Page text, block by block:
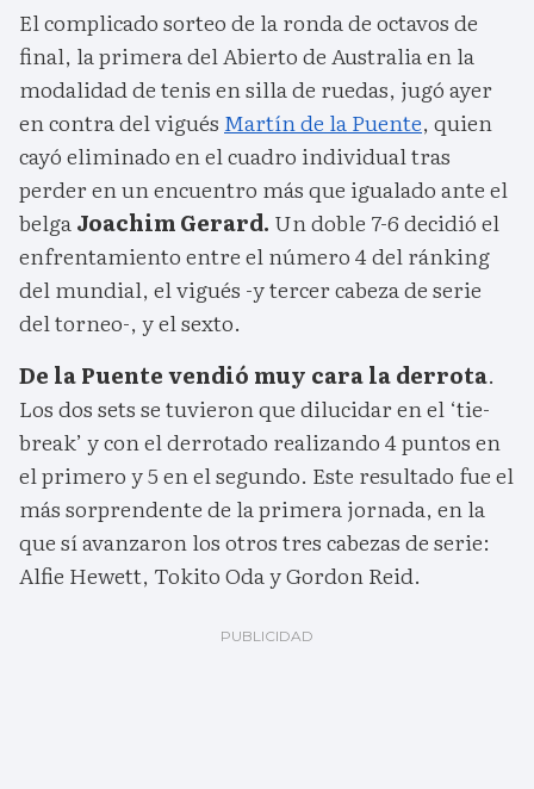
El complicado sorteo de la ronda de octavos de
final, la primera del Abierto de Australia en la
modalidad de tenis en silla de ruedas, jugó ayer
en contra del vigués Martín de la Puente, quien
cayó eliminado en el cuadro individual tras
perder en un encuentro más que igualado ante el
belgaJoachim Gerard. Un doble 7-6 decidió el
enfrentamiento entre el número 4 del ránking
del mundial, el vigués -y tercer cabeza de serie
del torneo-, y el sexto.
De la Puente vendió muy cara la derrota.
Los dos sets se tuvieron que dilucidar en el ‘tie-
break’ y con el derrotado realizando 4 puntos en
el primero y 5 en el segundo. Este resultado fue el
más sorprendente de la primera jornada, en la
que sí avanzaron los otros tres cabezas de serie:
Alfie Hewett, Tokito Oda y Gordon Reid.